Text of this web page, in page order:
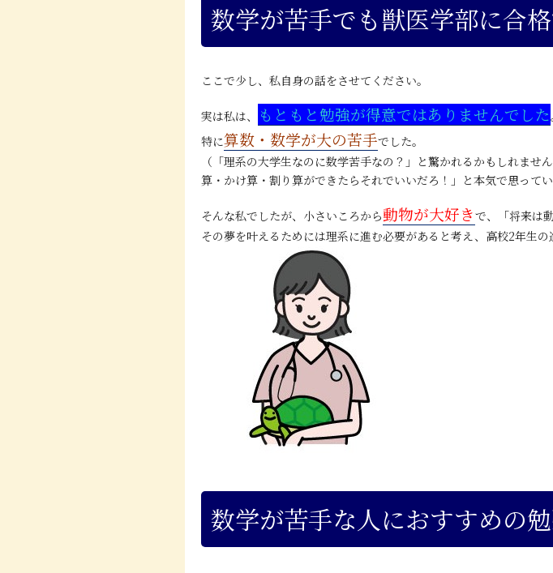
数学が苦手でも獣医学部に合
ここで少し、私自身の話をさせてください。
実は私は、 もともと勉強が得意ではありませんでした
特に算数・数学が大の苦手でした。
（「理系の大学生なのに数学苦手なの？」と驚かれるかもしれま
算・かけ算・割り算ができたらそれでいいだろ！」と本気で思ってい
そんな私でしたが、小さいころから動物が大好きで、「将来は
その夢を叶えるためには理系に進む必要があると考え、高校2年生
数学が苦手な人におすすめの